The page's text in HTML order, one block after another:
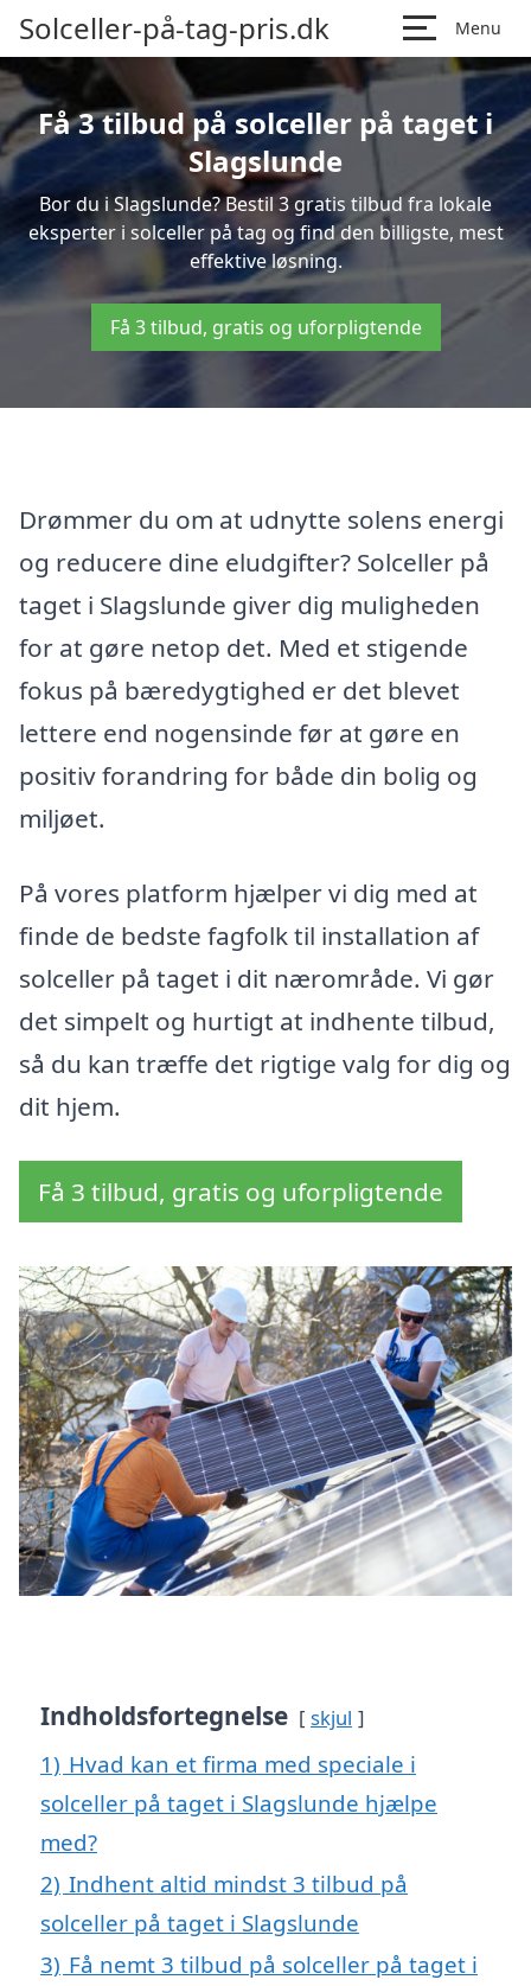
Solceller-på-tag-pris.dk Menu
Få 3 tilbud på solceller på taget i
Slagslunde
Bor du i Slagslunde? Bestil 3 gratis tilbud fra lokale
eksperter i solceller på tag og find den billigste, mest
effektive løsning.
Få 3 tilbud, gratis og uforpligtende
Drømmer du om at udnytte solens energi
og reducere dine eludgifter? Solceller på
taget i Slagslunde giver dig muligheden
for at gøre netop det. Med et stigende
fokus på bæredygtighed er det blevet
lettere end nogensinde før at gøre en
positiv forandring for både din bolig og
miljøet.
På vores platform hjælper vi dig med at
finde de bedste fagfolk til installation af
solceller på taget i dit nærområde. Vi gør
det simpelt og hurtigt at indhente tilbud,
så du kan træffe det rigtige valg for dig og
dit hjem.
Få 3 tilbud, gratis og uforpligtende
Indholdsfortegnelse skjul
1) Hvad kan et firma med speciale i
solceller på taget i Slagslunde hjælpe
med?
2) Indhent altid mindst 3 tilbud på
solceller på taget i Slagslunde
3) Få nemt 3 tilbud på solceller på taget i